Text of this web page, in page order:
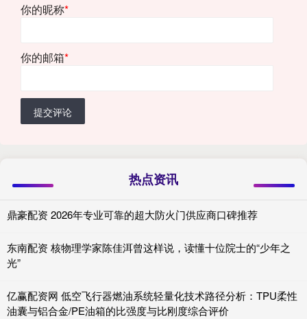
你的昵称*
你的邮箱*
提交评论
热点资讯
鼎豪配资 2026年专业可靠的超大防火门供应商口碑推荐
东南配资 核物理学家陈佳洱曾这样说，读懂十位院士的“少年之
光”
亿赢配资网 低空飞行器燃油系统轻量化技术路径分析：TPU柔性
油囊与铝合金/PE油箱的比强度与比刚度综合评价